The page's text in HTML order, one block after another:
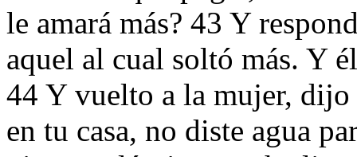
le amará más? 43 Y
aquel al cual soltó más. Y
44 Y vuelto a la mujer, dijo
en tu casa, no diste agua